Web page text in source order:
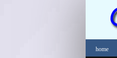
home